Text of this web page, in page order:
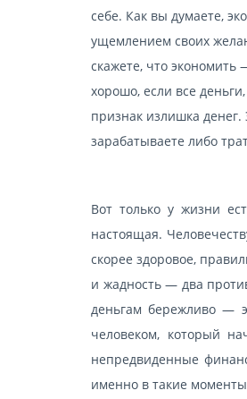
себе. Как вы думаете,
ущемлением своих
скажете, что экономить
хорошо, если все
признак излишка денег.
зарабатываете либо
Вот только у жизни
настоящая.
скорее здоровое,
и жадность — два
деньгам бережливо —
человеком, который
непредвиденные
именно в такие